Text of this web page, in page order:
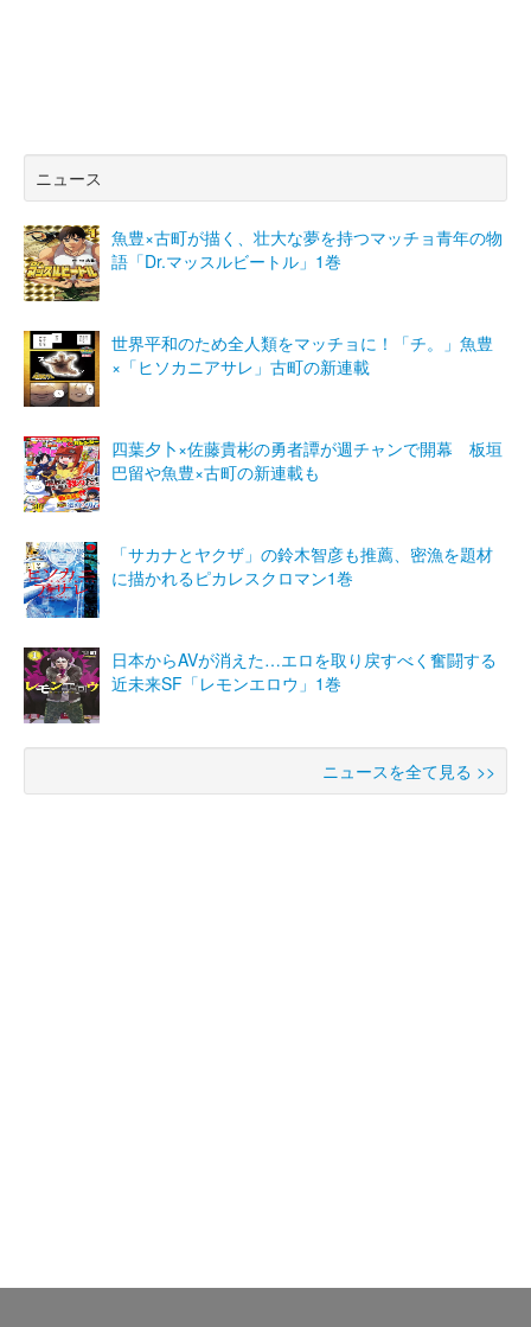
ニュース
魚豊×古町が描く、壮大な夢を持つマッチョ青年の物
語「Dr.マッスルビートル」1巻
世界平和のため全人類をマッチョに！「チ。」魚豊
×「ヒソカニアサレ」古町の新連載
四葉夕卜×佐藤貴彬の勇者譚が週チャンで開幕 板垣
巴留や魚豊×古町の新連載も
「サカナとヤクザ」の鈴木智彦も推薦、密漁を題材
に描かれるピカレスクロマン1巻
日本からAVが消えた…エロを取り戻すべく奮闘する
近未来SF「レモンエロウ」1巻
ニュースを全て見る >>